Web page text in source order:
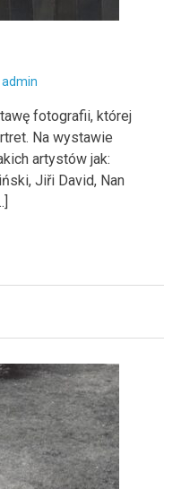
admin
fotografii, której
Na wystawie
artystów jak:
Jiři David, Nan